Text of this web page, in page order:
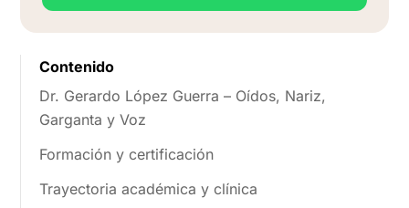
Contenido
Dr. Gerardo López Guerra – Oídos, Nariz,
Garganta y Voz
Formación y certificación
Trayectoria académica y clínica